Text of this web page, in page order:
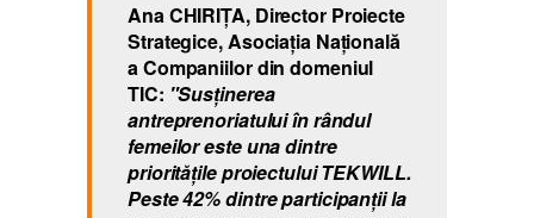
Ana CHIRIȚA, Director Proiecte
Strategice, Asociația Națională
a Companiilor din domeniul
TIC: "Susținerea
antreprenoriatului în rândul
femeilor este una dintre
prioritățile proiectului TEKWILL.
Peste 42% dintre participanții la